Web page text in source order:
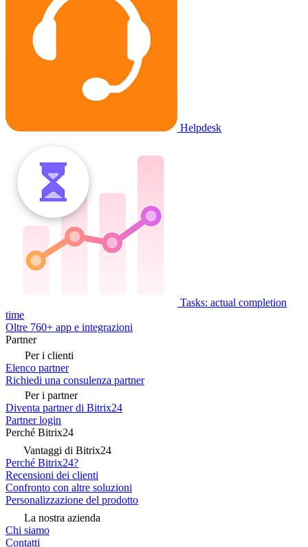
Helpdesk
Tasks: actual completion
time
Oltre 760+ app e integrazioni
Partner
Per i clienti
Elenco partner
Richiedi una consulenza partner
Per i partner
Diventa partner di Bitrix24
Partner login
Perché Bitrix24
Vantaggi di Bitrix24
Perché Bitrix24?
Recensioni dei clienti
Confronto con altre soluzioni
Personalizzazione del prodotto
La nostra azienda
Chi siamo
Contatti